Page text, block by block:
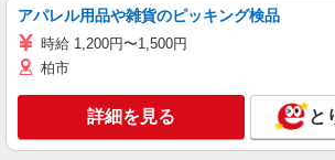
アパレル用品や雑貨のピッキング検品
時給 1,200円〜1,500円
柏市
詳細を見る と